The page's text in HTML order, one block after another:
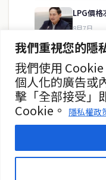
我們重視您的隱
我們使用
個人化的廣告或
擊「全部接受」
Cookie。
隱私權政
LPG價
8月7日
泰緬商務
8月7日
政府儲
8月7日
聯絡資訊
歡迎來信洽詢合作事宜
或提供新聞線索
© 2026 泰國中